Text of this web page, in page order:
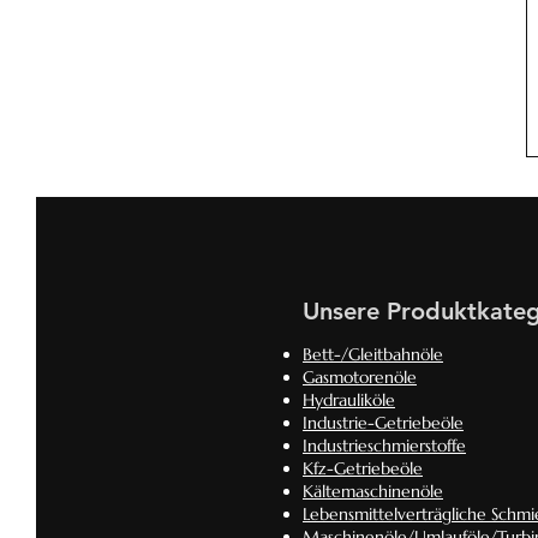
Unsere
Bett-/Gleitbahnöle
Gasmotorenöle
Hydrauliköle
Industrie-Getriebeöle
Industrieschmierstoffe
Kfz-Getriebeöle
Kältemaschinenöle
Lebensmittelverträgliche